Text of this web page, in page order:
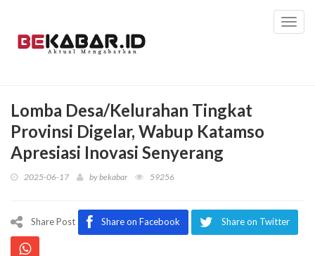
Lomba Desa/Kelurahan Tingkat
Provinsi Digelar, Wabup Katamso
Apresiasi Inovasi Senyerang
2025-06-17 bybekabar 59256
Share Post Share on Facebook Share on Twitter